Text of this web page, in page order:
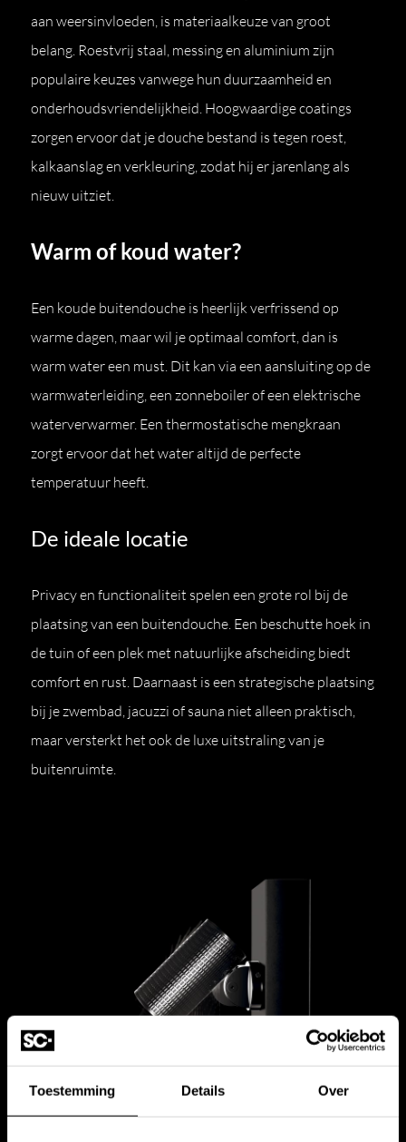
Toestemming Details Over
aan weersinvloeden, is materiaalkeuze van groot
belang. Roestvrij staal, messing en aluminium zijn
populaire keuzes vanwege hun duurzaamheid en
onderhoudsvriendelijkheid. Hoogwaardige coatings
zorgen ervoor dat je douche bestand is tegen roest,
kalkaanslag en verkleuring, zodat hij er jarenlang als
nieuw uitziet.
Warm of koud water?
Een koude buitendouche is heerlijk verfrissend op
warme dagen, maar wil je optimaal comfort, dan is
warm water een must. Dit kan via een aansluiting op de
warmwaterleiding, een zonneboiler of een elektrische
waterverwarmer. Een thermostatische mengkraan
zorgt ervoor dat het water altijd de perfecte
temperatuur heeft.
De ideale locatie
Privacy en functionaliteit spelen een grote rol bij de
plaatsing van een buitendouche. Een beschutte hoek in
de tuin of een plek met natuurlijke afscheiding biedt
comfort en rust. Daarnaast is een strategische plaatsing
bij je zwembad, jacuzzi of sauna niet alleen praktisch,
maar versterkt het ook de luxe uitstraling van je
buitenruimte.